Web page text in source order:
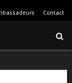
Contact